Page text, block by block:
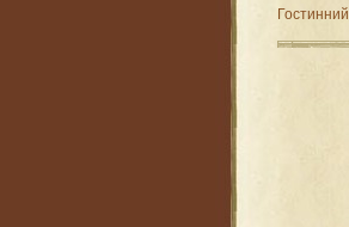
Гостинний